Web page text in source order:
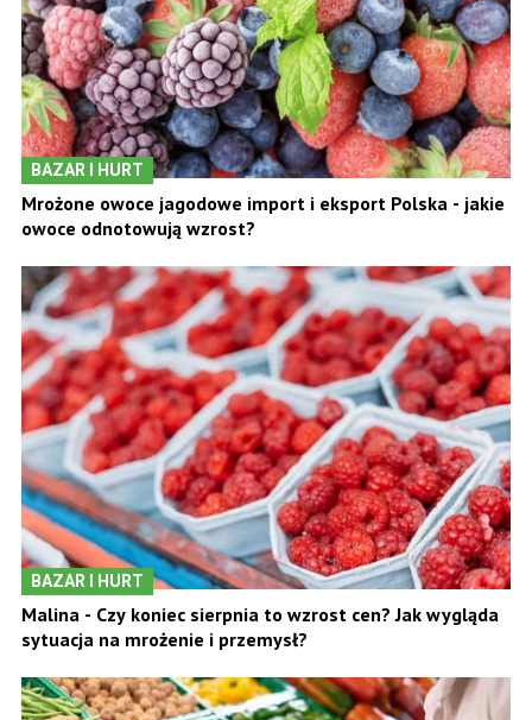
BAZAR I HURT
Mrożone owoce jagodowe import i eksport Polska - jakie
owoce odnotowują wzrost?
BAZAR I HURT
Malina - Czy koniec sierpnia to wzrost cen? Jak wygląda
sytuacja na mrożenie i przemysł?